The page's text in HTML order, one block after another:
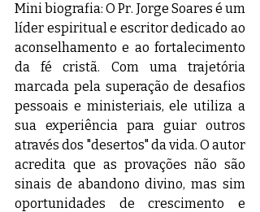
Mini biografia: O Pr. Jorge Soares é um
líder espiritual e escritor dedicado ao
aconselhamento e ao fortalecimento
da fé cristã. Com uma trajetória
marcada pela superação de desafios
pessoais e ministeriais, ele utiliza a
sua experiência para guiar outros
através dos "desertos" da vida. O autor
acredita que as provações não são
sinais de abandono divino, mas sim
oportunidades de crescimento e